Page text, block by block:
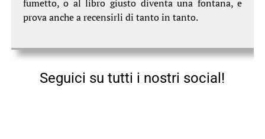
fumetto, o al libro giusto diventa una fontana, e
prova anche a recensirli di tanto in tanto.
Seguici su tutti i nostri social!